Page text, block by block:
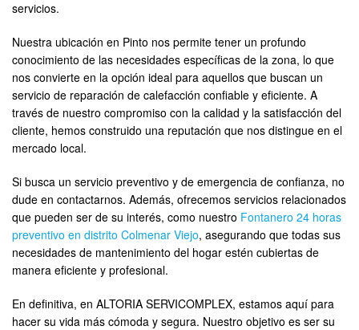
servicios.
Nuestra ubicación en Pinto nos permite tener un profundo
conocimiento de las necesidades específicas de la zona, lo que
nos convierte en la opción ideal para aquellos que buscan un
servicio de reparación de calefacción confiable y eficiente. A
través de nuestro compromiso con la calidad y la satisfacción del
cliente, hemos construido una reputación que nos distingue en el
mercado local.
Si busca un servicio preventivo y de emergencia de confianza, no
dude en contactarnos. Además, ofrecemos servicios relacionados
que pueden ser de su interés, como nuestro Fontanero 24 horas
preventivo en distrito Colmenar Viejo, asegurando que todas sus
necesidades de mantenimiento del hogar estén cubiertas de
manera eficiente y profesional.
En definitiva, en ALTORIA SERVICOMPLEX, estamos aquí para
hacer su vida más cómoda y segura. Nuestro objetivo es ser su